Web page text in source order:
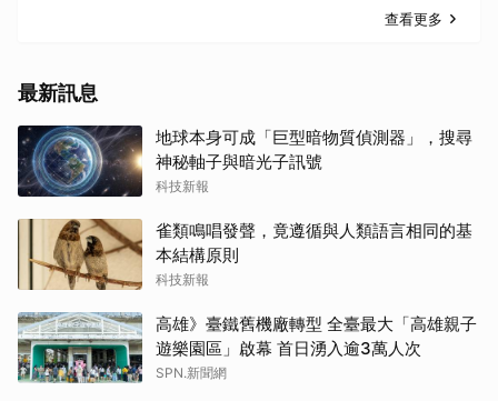
查看更多
最新訊息
地球本身可成「巨型暗物質偵測器」，搜尋
神秘軸子與暗光子訊號
科技新報
雀類鳴唱發聲，竟遵循與人類語言相同的基
本結構原則
科技新報
高雄》臺鐵舊機廠轉型 全臺最大「高雄親子
遊樂園區」啟幕 首日湧入逾3萬人次
SPN.新聞網